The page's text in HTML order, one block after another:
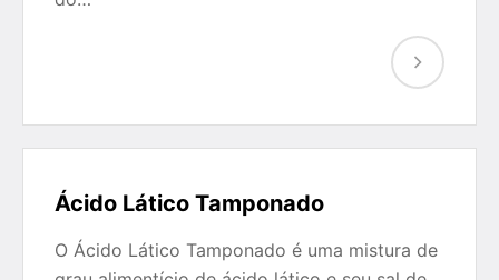
Ácido Lático Tamponado
O Ácido Lático Tamponado é uma mistura de